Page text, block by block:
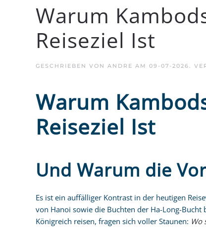
Warum
Reiseziel Ist
GESCHRIEBEN VON ANDRE AM 09-07-2026 .
Warum
Reiseziel Ist
Und Warum die
Es ist ein auffälliger Kontrast in der heutigen
von Hanoi sowie die Buchten der Ha-Long-
Königreich reisen, fragen sich voller Staunen: Wo